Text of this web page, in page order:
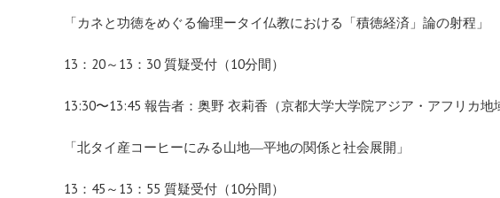
「カネと功徳をめぐる倫理ータイ仏教における「積徳経済」論の射程」
13：20～13：30 質疑受付（10分間）
13:30〜13:45 報告者：奥野 衣莉香（京都大学大学院アジア・アフリカ地
「北タイ産コーヒーにみる山地―平地の関係と社会展開」
13：45～13：55 質疑受付（10分間）